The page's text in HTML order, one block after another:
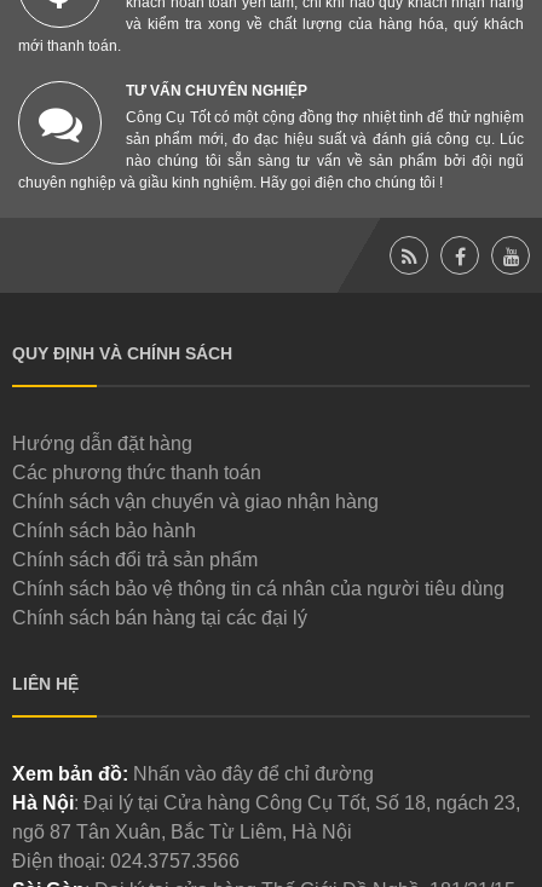
và kiểm tra xong về chất lượng của hàng hóa, quý khách
mới thanh toán.
TƯ VẤN CHUYÊN NGHIỆP
Công Cụ Tốt có một cộng đồng thợ nhiệt tình để thử nghiệm
sản phẩm mới, đo đạc hiệu suất và đánh giá công cụ. Lúc
nào chúng tôi sẵn sàng tư vấn về sản phẩm bởi đội ngũ
chuyên nghiệp và giầu kinh nghiệm. Hãy gọi điện cho chúng tôi !
QUY ĐỊNH VÀ CHÍNH SÁCH
Hướng dẫn đặt hàng
Các phương thức thanh toán
Chính sách vận chuyển và giao nhận hàng
Chính sách bảo hành
Chính sách đổi trả sản phẩm
Chính sách bảo vệ thông tin cá nhân của người tiêu dùng
Chính sách bán hàng tại các đại lý
LIÊN HỆ
Xem bản đồ: Nhấn vào đây để chỉ đường
Hà Nội: Đại lý tại Cửa hàng Công Cụ Tốt, Số 18, ngách 23,
ngõ 87 Tân Xuân, Bắc Từ Liêm, Hà Nội
Điện thoại: 024.3757.3566